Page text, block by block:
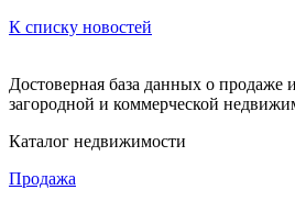
К списку новостей
Достоверная база данных о продаже
загородной и коммерческой
Каталог недвижимости
Продажа